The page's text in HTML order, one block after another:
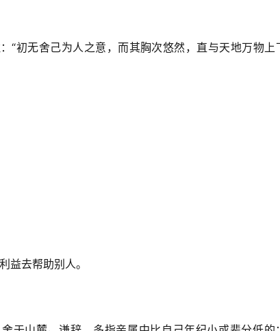
：“初无舍己为人之意，而其胸次悠然，直与天地万物上
益去帮助别人。